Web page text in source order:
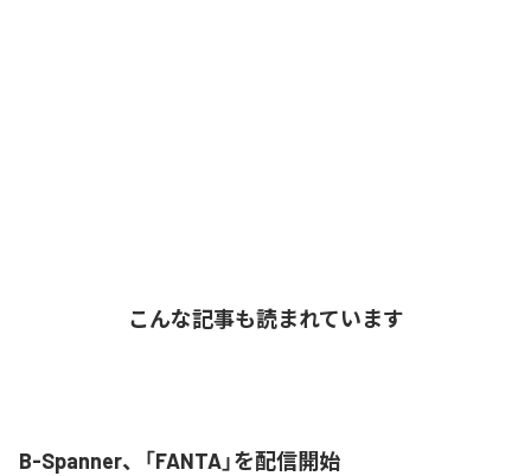
こんな記事も読まれています
B-Spanner、「FANTA」を配信開始